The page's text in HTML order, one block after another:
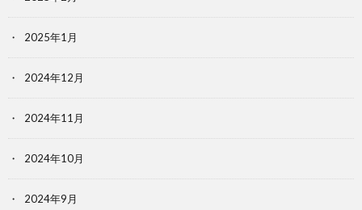
2025年1月
2024年12月
2024年11月
2024年10月
2024年9月